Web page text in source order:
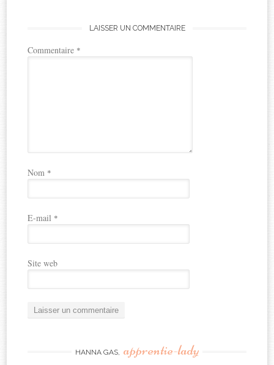
LAISSER UN COMMENTAIRE
Commentaire *
Nom *
E-mail *
Site web
HANNA GAS, apprentie-lady